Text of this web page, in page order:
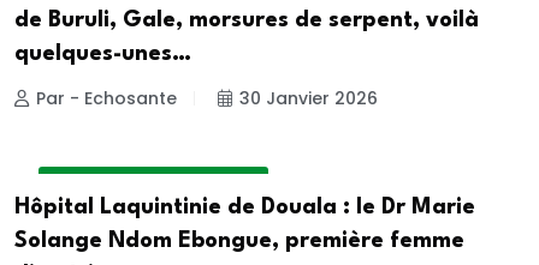
de Buruli, Gale, morsures de serpent, voilà
quelques-unes…
Par - Echosante 30 Janvier 2026
Hôpital Laquintinie de Douala : le Dr Marie
Solange Ndom Ebongue, première femme